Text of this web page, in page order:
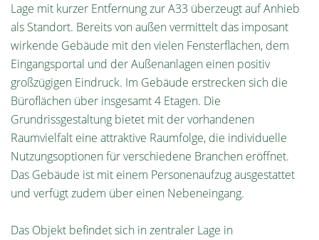
Lage mit kurzer Entfernung zur A33 überzeugt auf Anhieb
als Standort. Bereits von außen vermittelt das imposant
wirkende Gebäude mit den vielen Fensterflächen, dem
Eingangsportal und der Außenanlagen einen positiv
großzügigen Eindruck. Im Gebäude erstrecken sich die
Büroflächen über insgesamt 4 Etagen. Die
Grundrissgestaltung bietet mit der vorhandenen
Raumvielfalt eine attraktive Raumfolge, die individuelle
Nutzungsoptionen für verschiedene Branchen eröffnet.
Das Gebäude ist mit einem Personenaufzug ausgestattet
und verfügt zudem über einen Nebeneingang.
Das Objekt befindet sich in zentraler Lage in